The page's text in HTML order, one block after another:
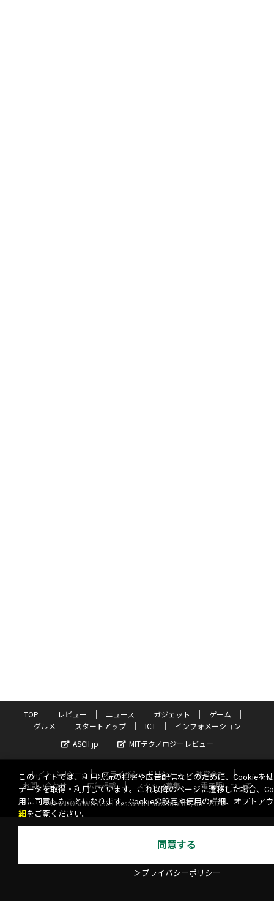
TOP レビュー ニュース ガジェット
ゲーム
グルメ
スタートアップ ICT
インフォメーション
ASCII.jp
MITテクノロジーレビュー
サイトポリシー プライバシーポリシー
運営会社
お問い合わせ
広告掲載 スタッフ募集
電子版について
©KADOKAWA ASCII Research Laboratories, Inc. 2026
このサイトでは、利用状況の把握や広告配信などのために、Cookieを
データを取得・利用しています。これ以降のページに遷移した場合、
用に同意したことになります。Cookieの設定や使用の詳細、オプトア
細 をご覧ください。
同意する
＞プライバシーポリシー